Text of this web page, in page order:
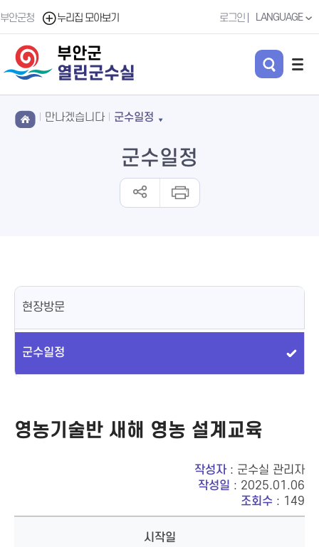
부안군청 누리집 모아보기 로그인 LANGUAGE
부안군
열린군수실
만나겠습니다 군수일정
군수일정
현장방문
군수일정
영농기술반 새해 영농 설계교육
작성자: 군수실 관리자
작성일 : 2025.01.06
조회수 : 149
시작일